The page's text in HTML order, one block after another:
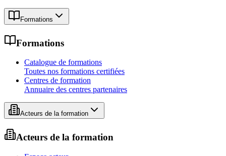
Formations
Formations
Catalogue de formations
Toutes nos formations certifiées
Centres de formation
Annuaire des centres partenaires
Acteurs de la formation
Acteurs de la formation